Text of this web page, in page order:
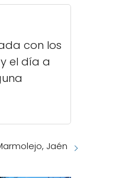
con los
el día a
Jaén